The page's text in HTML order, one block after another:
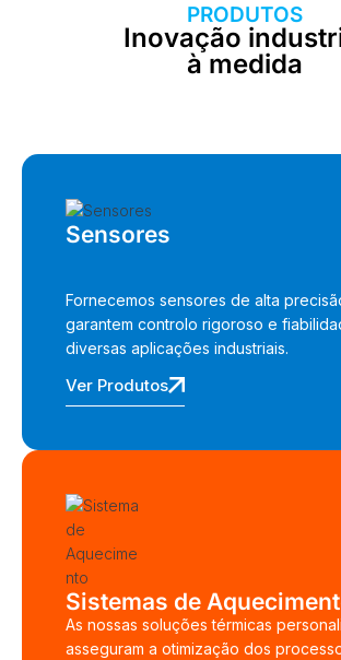
PRODUTOS
Inovação
à medida
Sensores
Fornecemos sensores de alta
garantem controlo rigoroso e
diversas aplicações industriais.
Ver Produtos
Sistemas de
As nossas soluções térmicas
asseguram a otimização dos